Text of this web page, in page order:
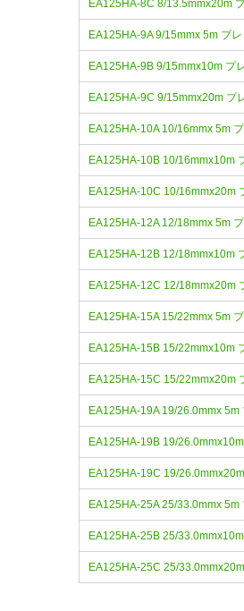
EA125HA-8C 8/13.5mmx20m
EA125HA-9A 9/15mmx 5m プ
EA125HA-9B 9/15mmx10m プ
EA125HA-9C 9/15mmx20m プ
EA125HA-10A 10/16mmx 5m
EA125HA-10B 10/16mmx10m
EA125HA-10C 10/16mmx20m
EA125HA-12A 12/18mmx 5m
EA125HA-12B 12/18mmx10m
EA125HA-12C 12/18mmx20m
EA125HA-15A 15/22mmx 5m
EA125HA-15B 15/22mmx10m
EA125HA-15C 15/22mmx20m
EA125HA-19A 19/26.0mmx
EA125HA-19B 19/
EA125HA-19C 19/
EA125HA-25A 25/33.0mmx
EA125HA-25B 25/
EA125HA-25C 25/